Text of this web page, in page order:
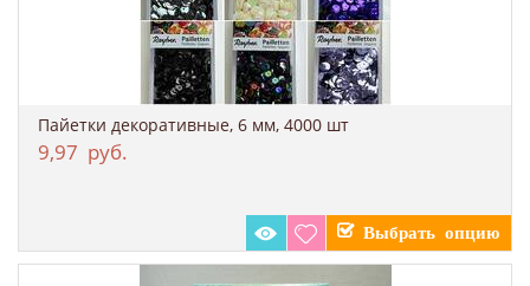
Пайетки декоративные, 6 мм, 4000 шт
9,97 руб.